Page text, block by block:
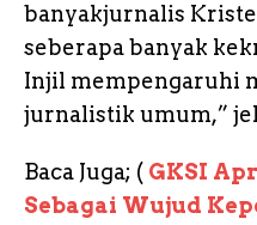
banyakjurnalis
seberapa banyak
Injil mempengaruhi
jurnalistik umum,”
Baca Juga; ( GKSI
Sebagai Wujud